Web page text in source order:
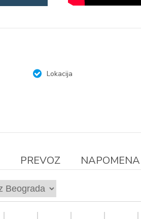
Lokacija
PREVOZ NAPOMENA